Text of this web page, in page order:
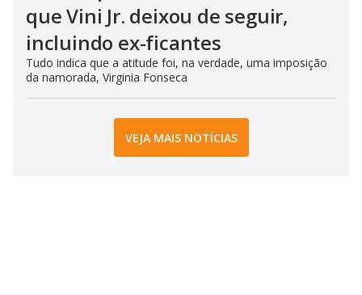
que Vini Jr. deixou de seguir,
incluindo ex-ficantes
Tudo indica que a atitude foi, na verdade, uma imposição
da namorada, Virginia Fonseca
VEJA MAIS NOTÍCIAS